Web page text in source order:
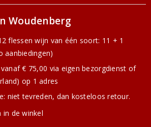
Woudenberg
flessen wijn van één soort: 11 + 1
aanbiedingen)
€ 75,00 via eigen bezorgdienst of
op 1 adres
niet tevreden, dan kosteloos retour.
in de winkel